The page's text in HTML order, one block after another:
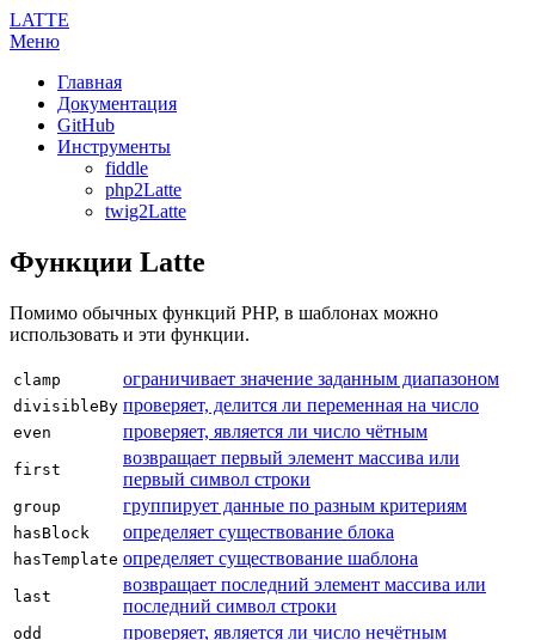
LATTE
Меню
Главная
Документация
GitHub
Инструменты
fiddle
php2Latte
twig2Latte
Функции Latte
Помимо обычных функций PHP, в шаблонах можно
использовать и эти функции.
clamp ограничивает значение заданным диапазоном
divisibleBy проверяет, делится ли переменная на число
even проверяет, является ли число чётным
first
возвращает первый элемент массива или
первый символ строки
group группирует данные по разным критериям
hasBlock определяет существование блока
hasTemplate определяет существование шаблона
last
возвращает последний элемент массива или
последний символ строки
odd проверяет, является ли число нечётным